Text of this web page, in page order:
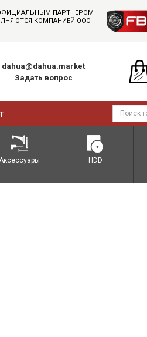
ОФИЦИАЛЬНЫМ ПАРТНЕРОМ
КОМПАНИЕЙ ООО
dahua@dahua.market
Задать вопрос
HDD